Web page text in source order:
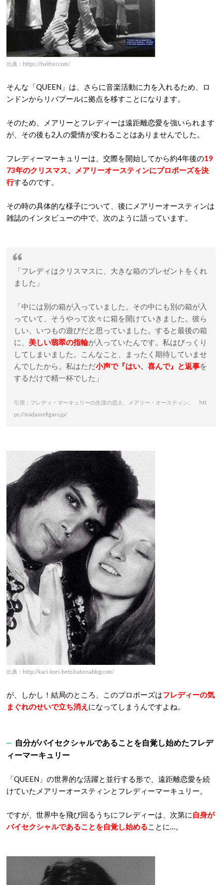
出典：https://twitter.com/
そんな「QUEEN」は、さらに音楽活動に力を入れるため、ロ
ンドンからリバプールに拠点を移すことになります。
そのため、メアリーとフレディーは遠距離恋愛を強いられます
が、その後も2人の愛情が変わることはありませんでした。
フレディーマーキュリーは、交際を開始してから約4年後の19
73年のクリスマス、メアリーオースティンにプロポーズを決
行するのです。
その時の具体的な様子について、後にメアリーオースティンは
雑誌のインタビューの中で、次のように語っています。
「フレディはクリスマスに、大きな箱のプレゼントをくれ
ました」
「中には別の箱が入っていました。その中にも別の箱が入
っていて、そうやって次々に箱を開けていきました。彼ら
しい、いつもの遊びだと思っていました。すると最後の箱
に、 美しい翡翠の指輪が入っていたんです。私はびっくり
してしまいました。こんなこと、まったく期待していませ
んでしたから。私はただ小声で『はい、喜んで』と返事を
するだけで精一杯でした」
引用：フレディ・マーキュリーの生涯の恋人、メアリー・オースティン。 htt
ps://madamefigaro.jp/
出典：http://kari-kori-beto.hatenablog.com/
が、しかし！結局のところ、このプロポーズはフレディーの気
まぐれのせいで立ち消え になってしまうんですよね。
自分がバイセクシャルであることを自覚し始めたフレデ
ィーマーキュリー
「QUEEN」の世界的な活躍と並行する形で、遠距離恋愛を続
けていたメアリーオースティンとフレディーマーキュリー。
ですが、世界中を飛び回るうちにフレディーは、次第に 自身が
バイセクシャルであることを自覚し始めることに…。